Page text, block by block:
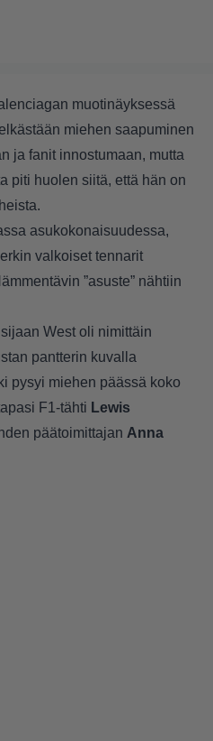
muotinäyksessä
miehen saapuminen
ja fanit innostumaan, mutta
piti huolen siitä, että hän on
asukokonaisuudessa,
valkoiset tennarit
”asuste” nähtiin
West oli nimittäin
pantterin kuvalla
pysyi miehen päässä koko
F1-tähti Lewis
päätoimittajan Anna